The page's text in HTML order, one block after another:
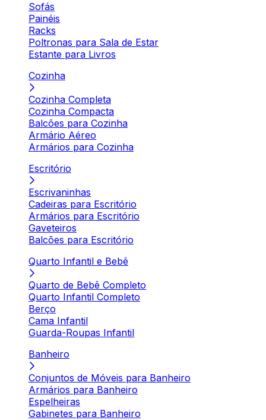
Sofás
Painéis
Racks
Poltronas para Sala de Estar
Estante para Livros
Cozinha
Cozinha Completa
Cozinha Compacta
Balcões para Cozinha
Armário Aéreo
Armários para Cozinha
Escritório
Escrivaninhas
Cadeiras para Escritório
Armários para Escritório
Gaveteiros
Balcões para Escritório
Quarto Infantil e Bebê
Quarto de Bebê Completo
Quarto Infantil Completo
Berço
Cama Infantil
Guarda-Roupas Infantil
Banheiro
Conjuntos de Móveis para Banheiro
Armários para Banheiro
Espelheiras
Gabinetes para Banheiro